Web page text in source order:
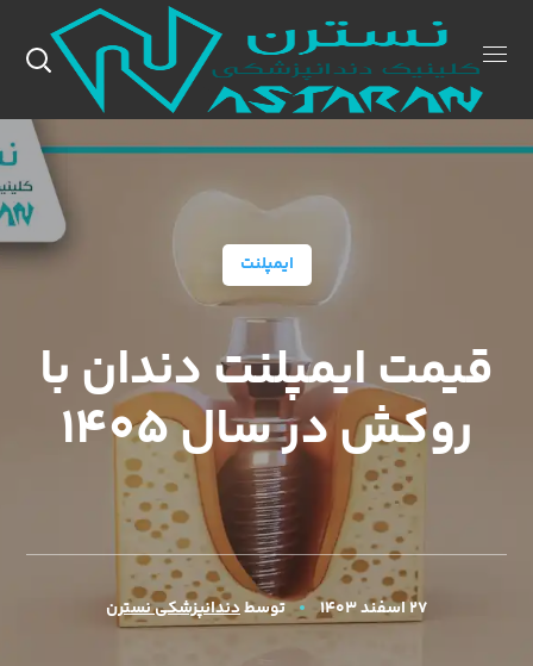
ایمپلنت
قیمت ایمپلنت دندان با
روکش در سال 1405
۲۷ اسفند ۱۴۰۳ توسطدندانپزشکی نسترن